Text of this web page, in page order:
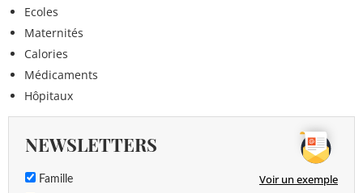
Ecoles
Maternités
Calories
Médicaments
Hôpitaux
NEWSLETTERS
Famille Voir un exemple